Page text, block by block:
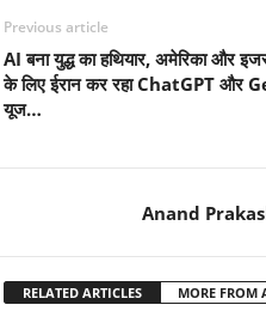
Previous article
AI बना युद्ध का हथियार, अमेरिका और
के लिए ईरान कर रहा ChatGPT और
यूज…
Anand
RELATED ARTICLES MORE FROM